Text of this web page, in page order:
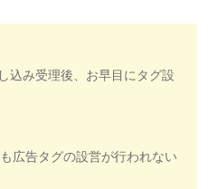
込み受理後、お早目にタグ設
広告タグの設営が行われない